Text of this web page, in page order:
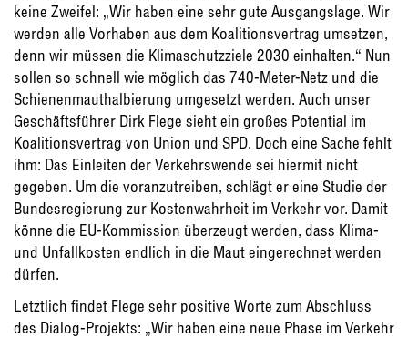
keine Zweifel: „Wir haben eine sehr gute Ausgangslage. Wir
werden alle Vorhaben aus dem Koalitionsvertrag umsetzen,
denn wir müssen die Klimaschutzziele 2030 einhalten.“ Nun
sollen so schnell wie möglich das 740-Meter-Netz und die
Schienenmauthalbierung umgesetzt werden. Auch unser
Geschäftsführer Dirk Flege sieht ein großes Potential im
Koalitionsvertrag von Union und SPD. Doch eine Sache fehlt
ihm: Das Einleiten der Verkehrswende sei hiermit nicht
gegeben. Um die voranzutreiben, schlägt er eine Studie der
Bundesregierung zur Kostenwahrheit im Verkehr vor. Damit
könne die EU-Kommission überzeugt werden, dass Klima-
und Unfallkosten endlich in die Maut eingerechnet werden
dürfen.
Letztlich findet Flege sehr positive Worte zum Abschluss
des Dialog-Projekts: „Wir haben eine neue Phase im Verkehr